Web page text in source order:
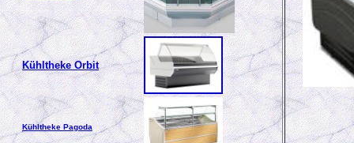
Kühltheke Orbit
Kühltheke Pagoda